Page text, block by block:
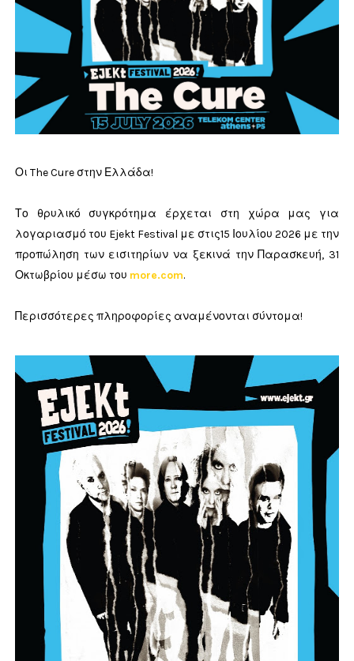
Οι The Cure στην Ελλάδα!
Το θρυλικό συγκρότημα έρχεται στη χώρα μας για
λογαριασμό του Ejekt Festival με στις15 Ιουλίου 2026 με την
προπώληση των εισιτηρίων να ξεκινά την Παρασκευή, 31
Οκτωβρίου μέσω του more.com.
Περισσότερες πληροφορίες αναμένονται σύντομα!